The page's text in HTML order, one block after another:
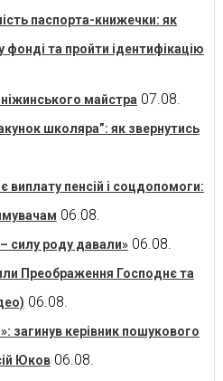
паспорта-книжечки: як
фонді та пройти ідентифікацію
майстра 07.08.
школяра”: як звернутись
виплату пенсій і соцдопомоги:
06.08.
силу роду давали» 06.08.
Преображення Господнє та
06.08.
загинув керівник пошукового
Юков 06.08.